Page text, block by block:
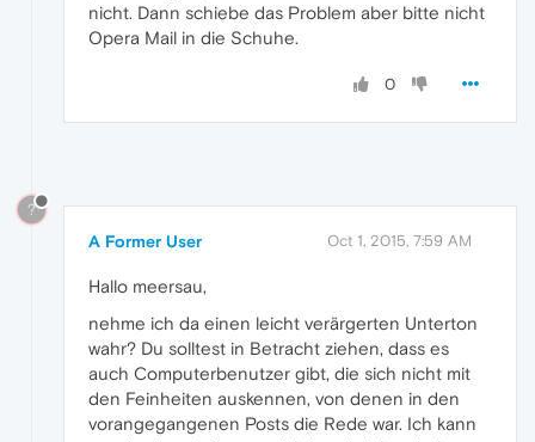
nicht. Dann schiebe das Problem aber bitte nicht
Opera Mail in die Schuhe.
0
?
A Former User Oct 1, 2015, 7:59 AM
Hallo meersau,
nehme ich da einen leicht verärgerten Unterton
wahr? Du solltest in Betracht ziehen, dass es
auch Computerbenutzer gibt, die sich nicht mit
den Feinheiten auskennen, von denen in den
vorangegangenen Posts die Rede war. Ich kann